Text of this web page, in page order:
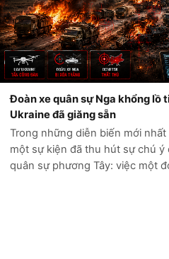
Đoàn xe quân sự Nga khổng lồ
Ukraine đã giăng sẵn
Trong những diễn biến mới
một sự kiện đã thu hút sự chú ý
quân sự phương Tây: việc một